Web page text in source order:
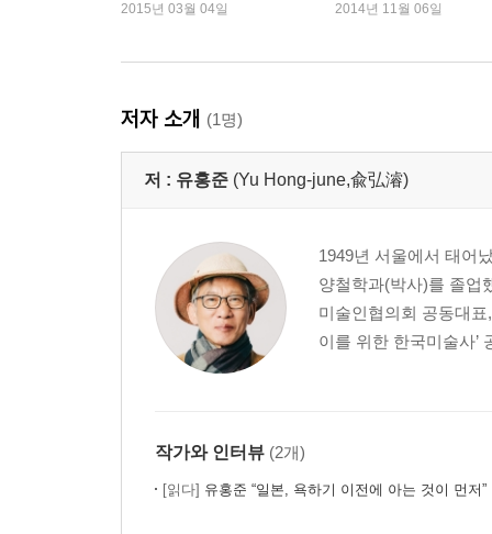
제주답사 일번지 5―하도리 해녀 불턱
한라산 윗세오름 등반기―영실
진달랩니까, 철쭉입니까
구상나무 / 윗세오름 / 겐테 박사 / 정지용의 「백록
탐라국 순례 1―삼성혈
전설은 유물을 만나 현실로 돌아온다
삼성혈 / 돌하르방 / 삼사석 / 일도 이도 삼도 /
탐라국 순례 2―관덕정
탐라국에서 제주군으로 / 불탑사 오층석탑 / 고려
2015년 03월 04일 2014년 11월 06일
저자 소개 (1명)
저 : 유홍준 (Yu Hong-june,兪弘濬)
1949년 서울에서 태어
양철학과(박사)를 졸업
미술인협의회 공동대
이를 위한 한국미술사’
작가와 인터뷰 (2개)
[읽다] 유홍준 “일본, 욕하기 이전에 아는 것이 먼저”